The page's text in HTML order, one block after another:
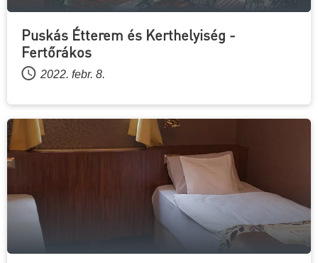
Puskás Étterem és Kerthelyiség -
Fertőrákos
2022. febr. 8.